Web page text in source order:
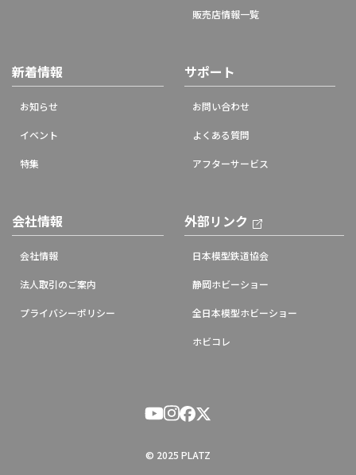
販売店情報一覧
新着情報
お知らせ
イベント
特集
サポート
お問い合わせ
よくある質問
アフターサービス
会社情報
会社情報
法人取引のご案内
プライバシーポリシー
外部リンク
日本模型鉄道協会
静岡ホビーショー
全日本模型ホビーショー
ホビコレ
© 2025 PLATZ